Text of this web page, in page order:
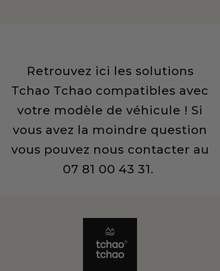
Retrouvez ici les solutions
Tchao Tchao compatibles avec
votre modèle de véhicule ! Si
vous avez la moindre question
vous pouvez nous contacter au
07 81 00 43 31.